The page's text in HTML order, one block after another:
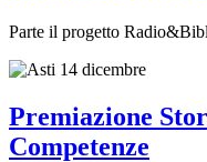
Parte il progetto
Premiazione
Competenze